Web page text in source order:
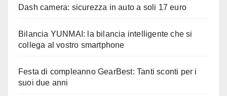
Dash camera: sicurezza in auto a soli 17 euro
Bilancia YUNMAI: la bilancia intelligente che si
collega al vostro smartphone
Festa di compleanno GearBest: Tanti sconti per i
suoi due anni